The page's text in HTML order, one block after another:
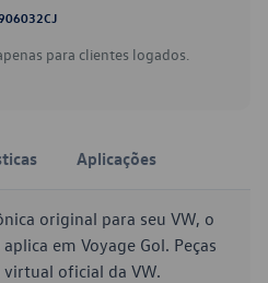
para clientes logados.
Aplicações
original para seu VW, o
em Voyage Gol. Peças
oficial da VW.